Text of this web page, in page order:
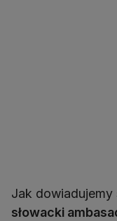
Jak dowiadujemy
słowacki